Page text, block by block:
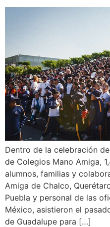
Dentro de la celebración
de Colegios Mano Amiga,
alumnos, familias y
Amiga de Chalco,
Puebla y personal de las
México, asistieron el
de Guadalupe para […]